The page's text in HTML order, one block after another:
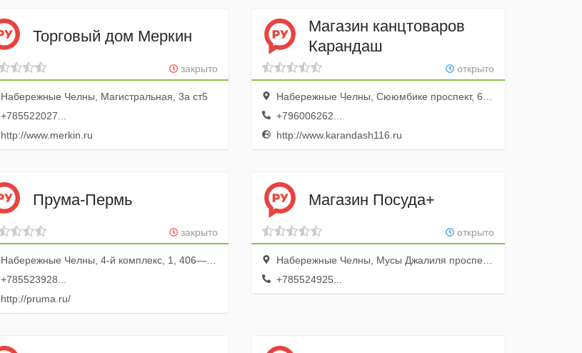
Торговый дом Меркин
закрыто
Набережные Челны, Магистральная, 3а ст5
+785522027...
http://www.merkin.ru
Магазин канцтоваров
Карандаш
открыто
Набережные Челны, Сююмбике проспект, 67в, 2 этаж
+796006262...
http://www.karandash116.ru
Прума-Пермь
закрыто
Набережные Челны, 4-й комплекс, 1, 406—2 офис; 4 этаж
+785523928...
http://pruma.ru/
Магазин Посуда+
открыто
Набережные Челны, Мусы Джалиля проспект, 47г
+785524925...